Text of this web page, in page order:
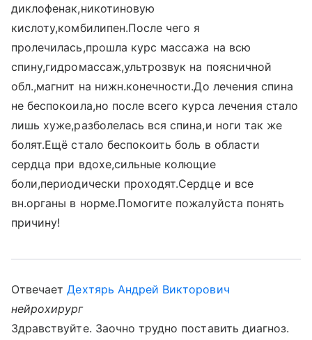
диклофенак,никотиновую
кислоту,комбилипен.После чего я
пролечилась,прошла курс массажа на всю
спину,гидромассаж,ультрозвук на поясничной
обл.,магнит на нижн.конечности.До лечения спина
не беспокоила,но после всего курса лечения стало
лишь хуже,разболелась вся спина,и ноги так же
болят.Ещё стало беспокоить боль в области
сердца при вдохе,сильные колющие
боли,периодически проходят.Сердце и все
вн.органы в норме.Помогите пожалуйста понять
причину!
ОтвечаетДехтярь Андрей Викторович
нейрохирург
Здравствуйте. Заочно трудно поставить диагноз.